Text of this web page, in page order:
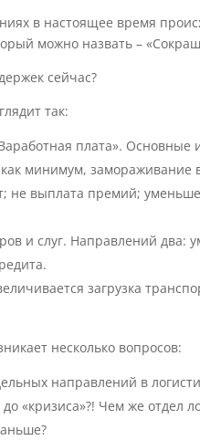
в настоящее время
можно назвать –
сейчас?
так:
плата». Основные
минимум, замораживание
не выплата премий;
и слуг. Направлений два:
загрузка
несколько вопросов:
направлений в
«кризиса»?! Чем же отдел